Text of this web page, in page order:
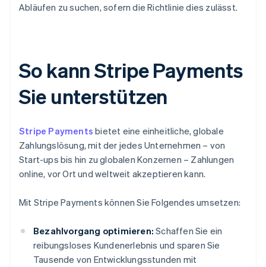
Abläufen zu suchen, sofern die Richtlinie dies zulässt.
So kann Stripe Payments
Sie unterstützen
Stripe Payments bietet eine einheitliche, globale
Zahlungslösung, mit der jedes Unternehmen – von
Start-ups bis hin zu globalen Konzernen – Zahlungen
online, vor Ort und weltweit akzeptieren kann.
Mit Stripe Payments können Sie Folgendes umsetzen:
Bezahlvorgang optimieren: Schaffen Sie ein
reibungsloses Kundenerlebnis und sparen Sie
Tausende von Entwicklungsstunden mit